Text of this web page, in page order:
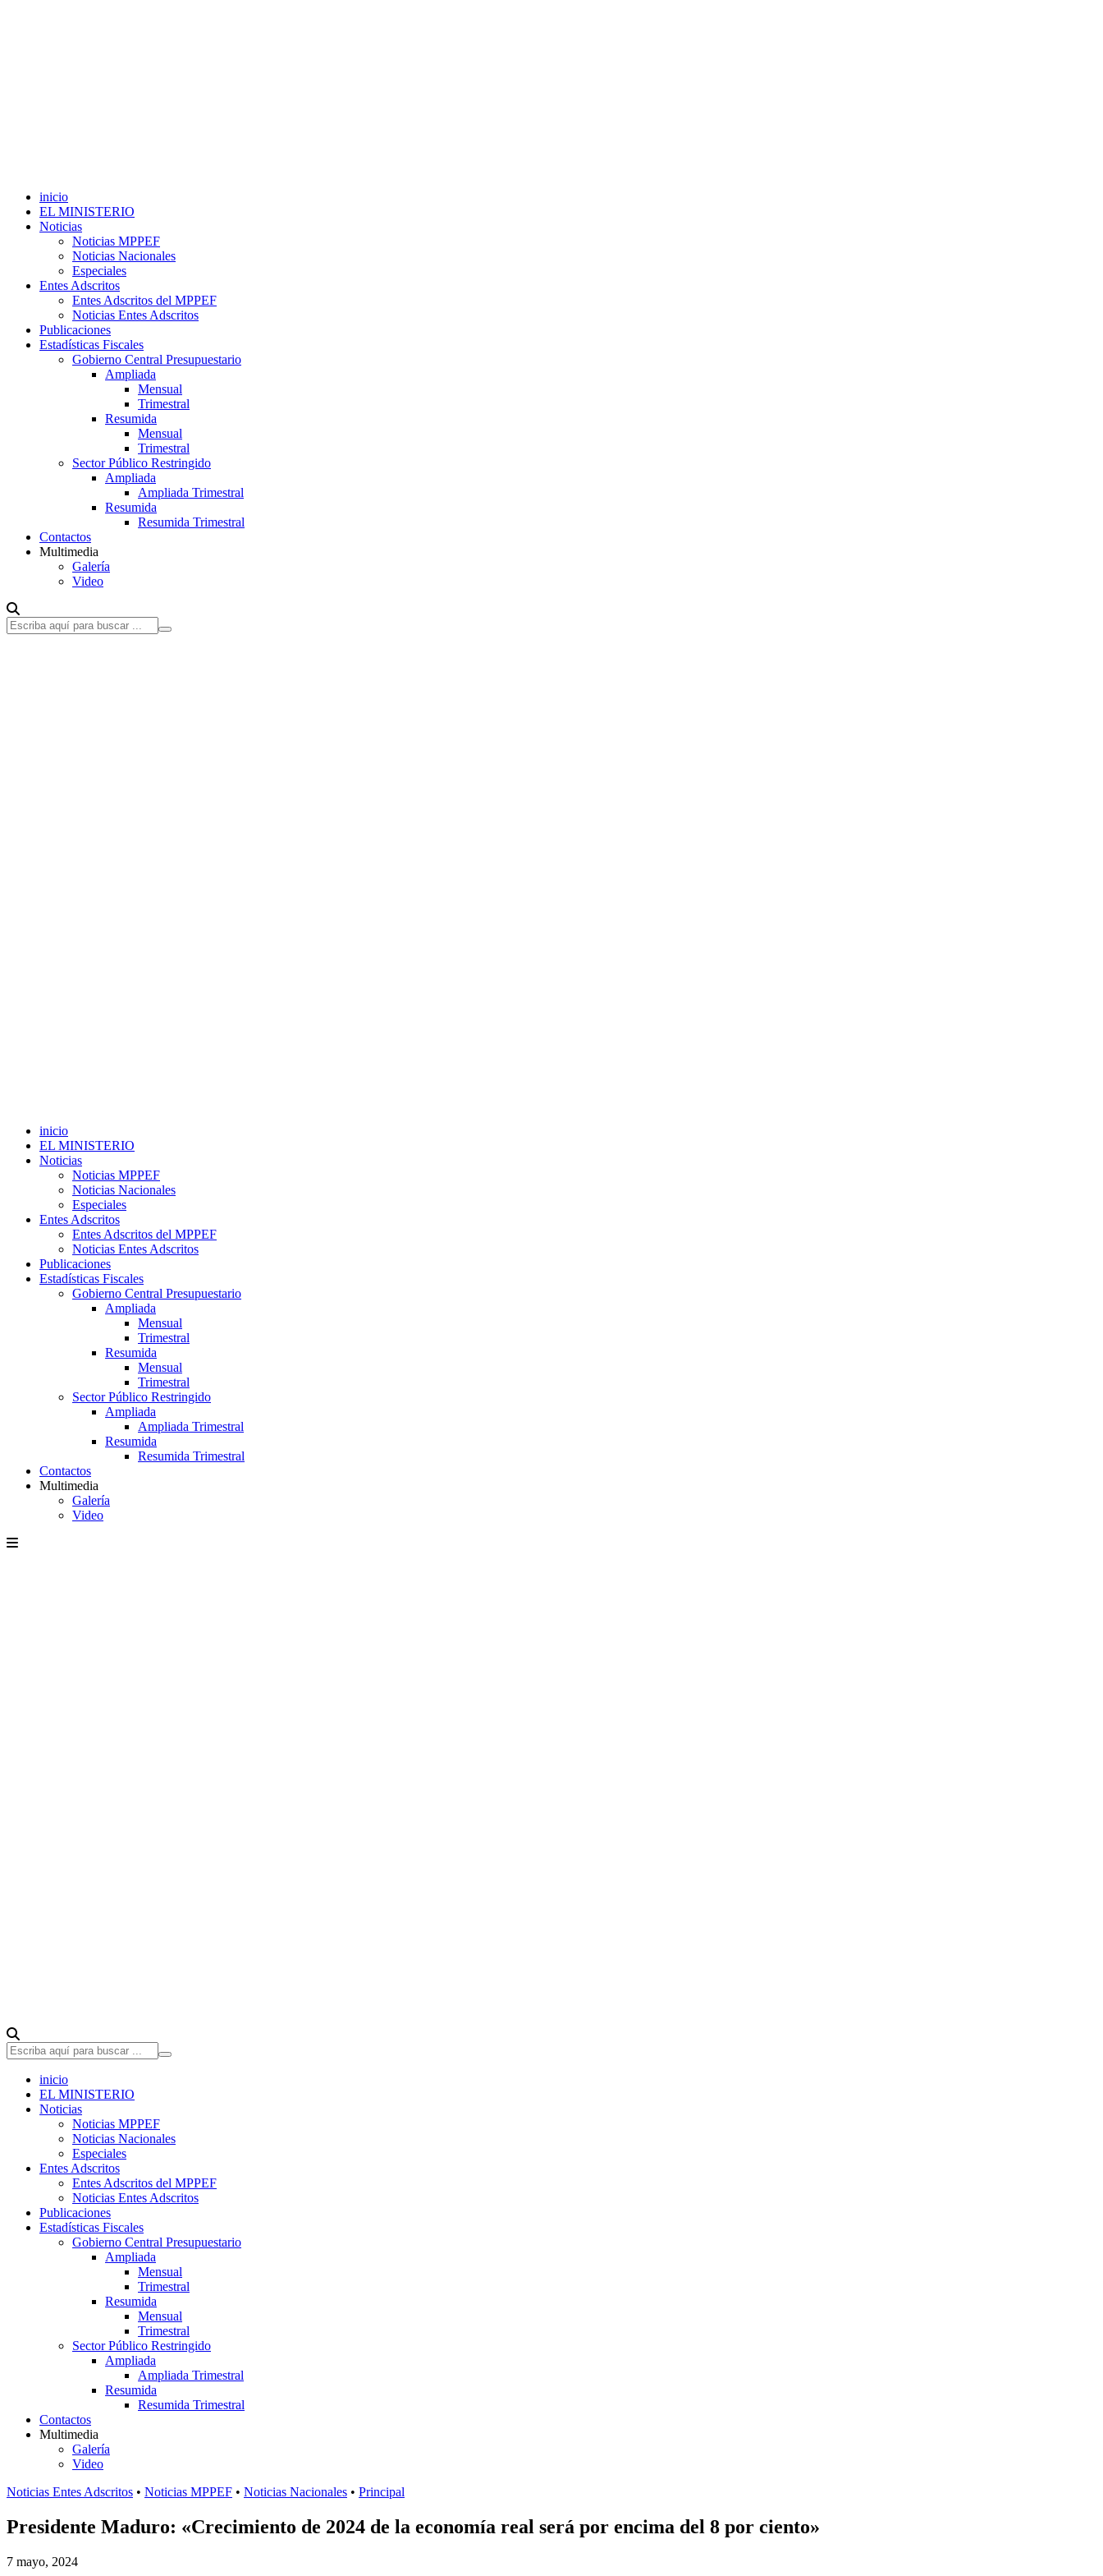
inicio
EL MINISTERIO
Noticias
Noticias MPPEF
Noticias Nacionales
Especiales
Entes Adscritos
Entes Adscritos del MPPEF
Noticias Entes Adscritos
Publicaciones
Estadísticas Fiscales
Gobierno Central Presupuestario
Ampliada
Mensual
Trimestral
Resumida
Mensual
Trimestral
Sector Público Restringido
Ampliada
Ampliada Trimestral
Resumida
Resumida Trimestral
Contactos
Multimedia
Galería
Video
inicio
EL MINISTERIO
Noticias
Noticias MPPEF
Noticias Nacionales
Especiales
Entes Adscritos
Entes Adscritos del MPPEF
Noticias Entes Adscritos
Publicaciones
Estadísticas Fiscales
Gobierno Central Presupuestario
Ampliada
Mensual
Trimestral
Resumida
Mensual
Trimestral
Sector Público Restringido
Ampliada
Ampliada Trimestral
Resumida
Resumida Trimestral
Contactos
Multimedia
Galería
Video
inicio
EL MINISTERIO
Noticias
Noticias MPPEF
Noticias Nacionales
Especiales
Entes Adscritos
Entes Adscritos del MPPEF
Noticias Entes Adscritos
Publicaciones
Estadísticas Fiscales
Gobierno Central Presupuestario
Ampliada
Mensual
Trimestral
Resumida
Mensual
Trimestral
Sector Público Restringido
Ampliada
Ampliada Trimestral
Resumida
Resumida Trimestral
Contactos
Multimedia
Galería
Video
Noticias Entes Adscritos • Noticias MPPEF • Noticias Nacionales • Principal
Presidente Maduro: «Crecimiento de 2024 de la economía real será por encima del 8 por ciento»
7 mayo, 2024